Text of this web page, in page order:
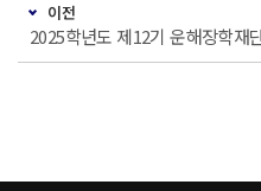
이전
2025학년도 제12기 운해장학재